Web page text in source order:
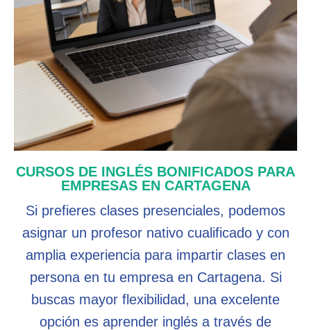
CURSOS DE INGLÉS BONIFICADOS PARA
EMPRESAS EN CARTAGENA
Si prefieres clases presenciales, podemos
asignar un profesor nativo cualificado y con
amplia experiencia para impartir clases en
persona en tu empresa en Cartagena. Si
buscas mayor flexibilidad, una excelente
opción es aprender inglés a través de